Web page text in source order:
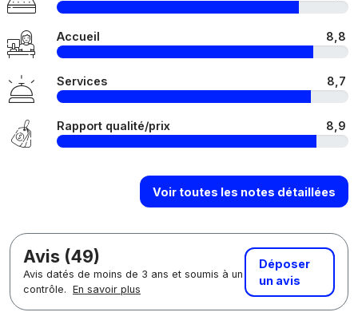
Accueil 8,8
Services 8,7
Rapport qualité/prix 8,9
Voir toutes les notes détaillées
Avis (49)
Avis datés de moins de 3 ans et soumis à un
contrôle. En savoir plus
Déposer
un avis